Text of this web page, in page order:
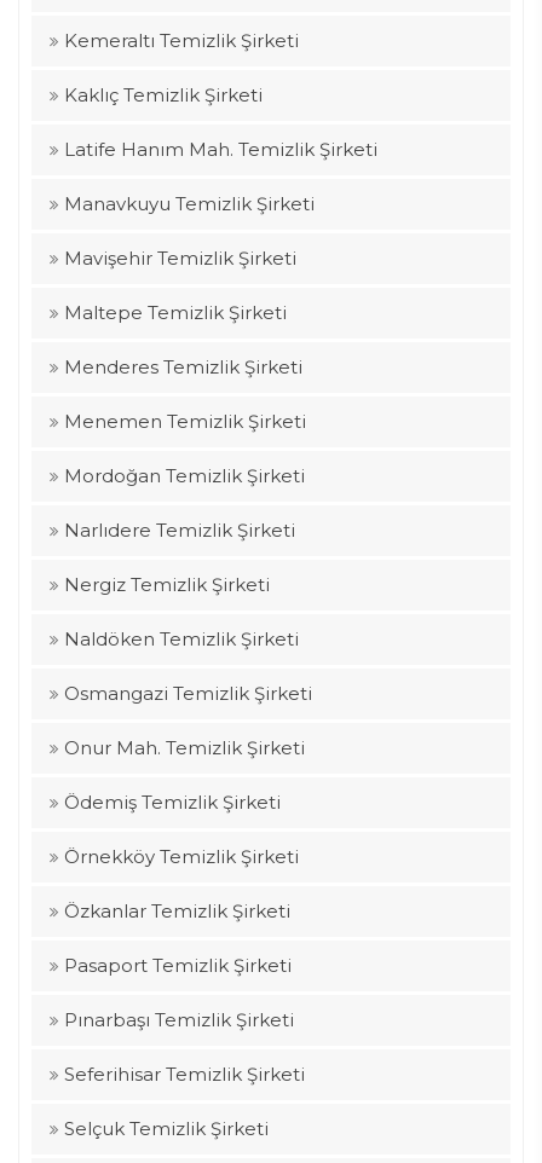
Kemeraltı Temizlik Şirketi
Kaklıç Temizlik Şirketi
Latife Hanım Mah. Temizlik Şirketi
Manavkuyu Temizlik Şirketi
Mavişehir Temizlik Şirketi
Maltepe Temizlik Şirketi
Menderes Temizlik Şirketi
Menemen Temizlik Şirketi
Mordoğan Temizlik Şirketi
Narlıdere Temizlik Şirketi
Nergiz Temizlik Şirketi
Naldöken Temizlik Şirketi
Osmangazi Temizlik Şirketi
Onur Mah. Temizlik Şirketi
Ödemiş Temizlik Şirketi
Örnekköy Temizlik Şirketi
Özkanlar Temizlik Şirketi
Pasaport Temizlik Şirketi
Pınarbaşı Temizlik Şirketi
Seferihisar Temizlik Şirketi
Selçuk Temizlik Şirketi